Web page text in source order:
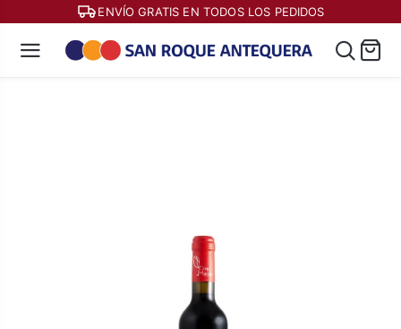
ENVÍO GRATIS EN TODOS LOS PEDIDOS